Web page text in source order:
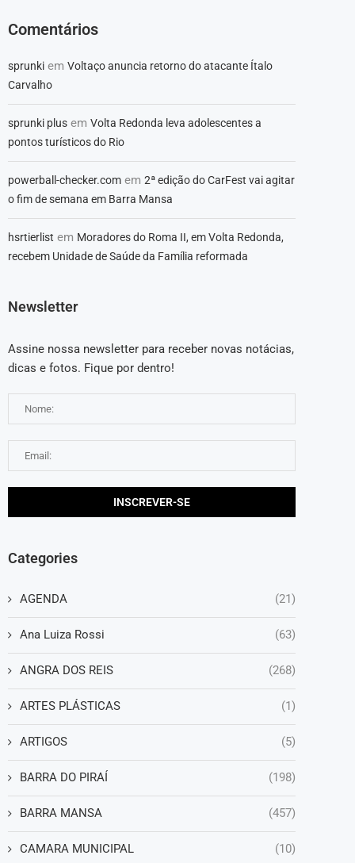
Comentários
sprunki em Voltaço anuncia retorno do atacante Ítalo
Carvalho
sprunki plus em Volta Redonda leva adolescentes a
pontos turísticos do Rio
powerball-checker.com em 2ª edição do CarFest vai agitar
o fim de semana em Barra Mansa
hsrtierlist em Moradores do Roma II, em Volta Redonda,
recebem Unidade de Saúde da Família reformada
Newsletter
Assine nossa newsletter para receber novas notácias,
dicas e fotos. Fique por dentro!
Categories
AGENDA (21)
Ana Luiza Rossi (63)
ANGRA DOS REIS (268)
ARTES PLÁSTICAS (1)
ARTIGOS (5)
BARRA DO PIRAÍ (198)
BARRA MANSA (457)
CAMARA MUNICIPAL (10)